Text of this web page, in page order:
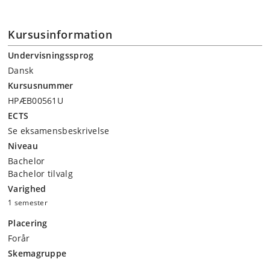
Kursusinformation
Undervisningssprog
Dansk
Kursusnummer
HPÆB00561U
ECTS
Se eksamensbeskrivelse
Niveau
Bachelor
Bachelor tilvalg
Varighed
1 semester
Placering
Forår
Skemagruppe